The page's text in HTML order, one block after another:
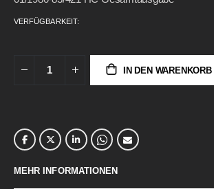
VERFÜGBARKEIT:
IN DEN WARENKORB
MEHR INFORMATIONEN